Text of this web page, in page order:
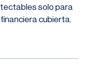
solo para
cubierta.